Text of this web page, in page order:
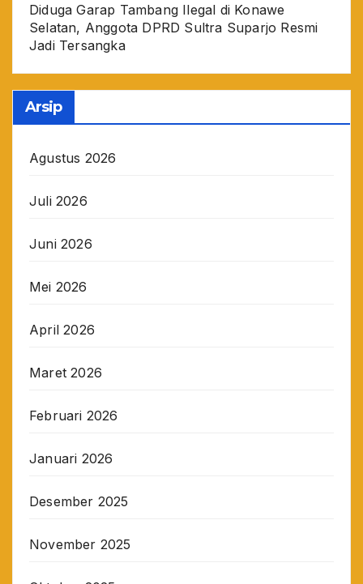
Diduga Garap Tambang Ilegal di Konawe
Selatan, Anggota DPRD Sultra Suparjo Resmi
Jadi Tersangka
Arsip
Agustus 2026
Juli 2026
Juni 2026
Mei 2026
April 2026
Maret 2026
Februari 2026
Januari 2026
Desember 2025
November 2025